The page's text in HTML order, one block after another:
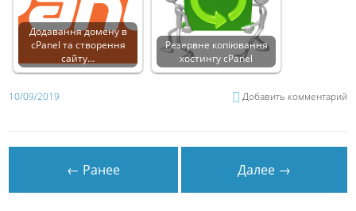
Додавання домену в
cPanel та створення
сайту…
Резервне копіювання
хостингу cPanel
10/09/2019 Добавить комментарий
← Ранее Далее →